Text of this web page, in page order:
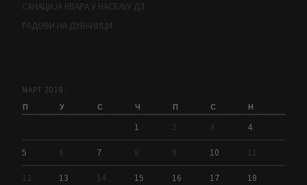
САНАЦИЈА КВАРА У НАСЕЉУ Д3
РАДОВИ НА ДУВАНИЦИ
МАРТ 2018.
П У С Ч П С Н
1 2 3 4
5 6 7 8 9 10 11
12 13 14 15 16 17 18